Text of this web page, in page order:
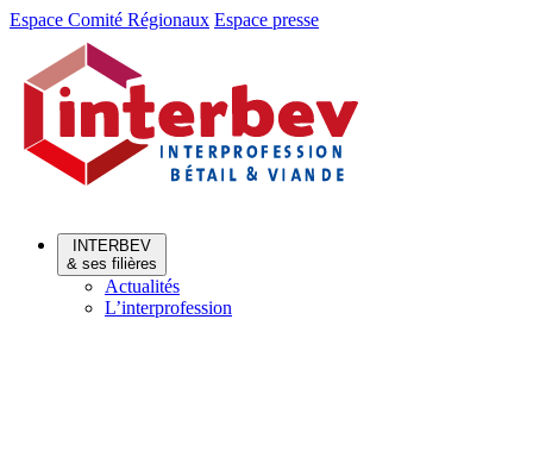
Aller
Aller
contenu
Espace Comité Régionaux Espace presse
INTERBEV
& ses filières
Actualités
L’interprofession